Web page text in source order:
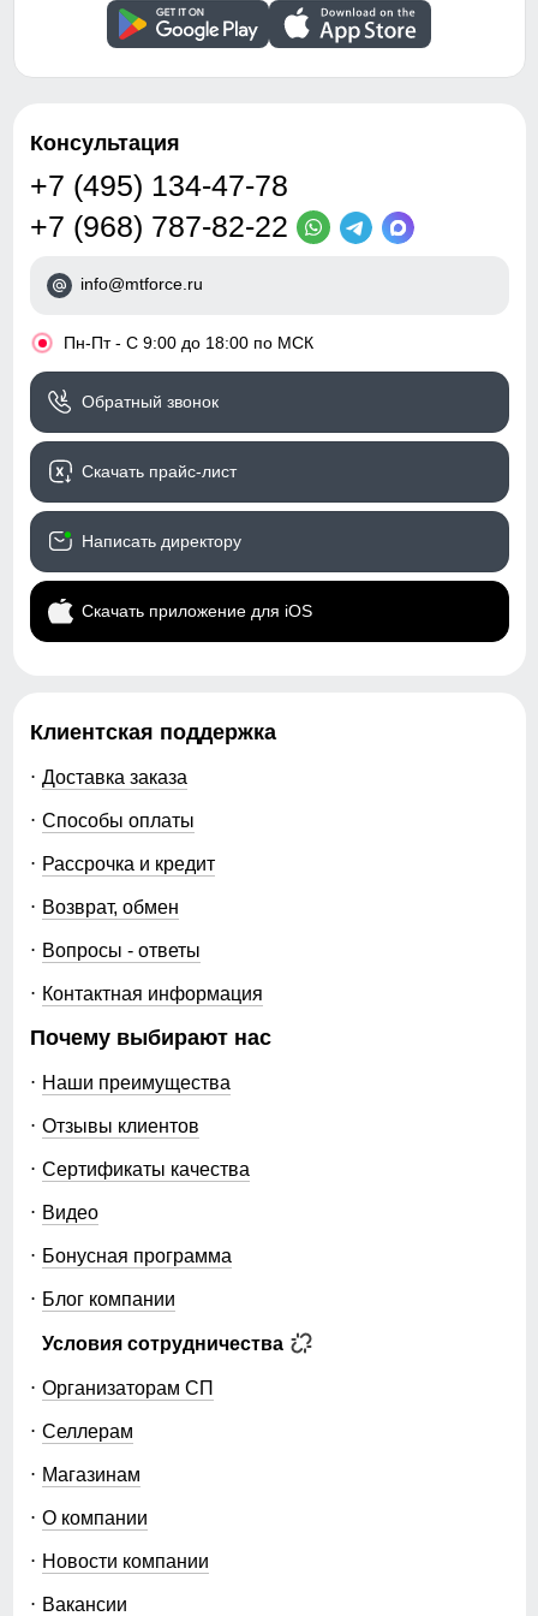
Вид застежки
Двойная молния/кнопка/
клапан
Особенности
Влагонепроницаемая,
Дизайн и стиль
Вид одежды
Свободная, утепленная
модель
Стиль
Коллекция
Упаковка и размеры
Тип упаковки
Цвета коричневый
Описание
подлежит возврату и обмену.
Консультация
+7 (495) 134-47-78
+7 (968) 787-82-22
info@mtforce.ru
• Пн-Пт - С 9:00 до 18:00 по МСК
Обратный звонок
Скачать прайс-лист
Написать директору
Скачать приложение для iOS
Клиентская поддержка
Доставка заказа
Способы оплаты
Рассрочка и кредит
Возврат, обмен
Вопросы - ответы
Контактная информация
Почему выбирают нас
Наши преимущества
Отзывы клиентов
Сертификаты качества
Видео
Бонусная программа
Блог компании
Условия сотрудничества
Организаторам СП
Селлерам
Магазинам
О компании
Новости компании
Вакансии